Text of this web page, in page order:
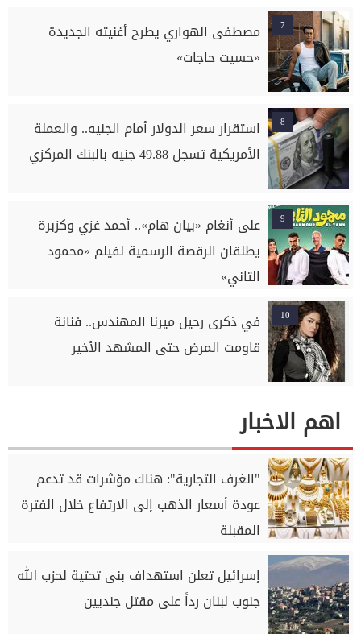
7
مصطفى الهواري يطرح أغنيته الجديدة
«حسيت حاجات»
8
استقرار سعر الدولار أمام الجنيه.. والعملة
الأمريكية تسجل 49.88 جنيه بالبنك المركزي
9
على أنغام «بيان هام».. أحمد غزي وكزبرة
يطلقان الرقصة الرسمية لفيلم «محمود
التاني»
10
في ذكرى رحيل ميرنا المهندس.. فنانة
قاومت المرض حتى المشهد الأخير
اهم الاخبار
"الغرف التجارية": هناك مؤشرات قد تدعم
عودة أسعار الذهب إلى الارتفاع خلال الفترة
المقبلة
إسرائيل تعلن استهداف بنى تحتية لحزب الله
جنوب لبنان رداً على مقتل جنديين